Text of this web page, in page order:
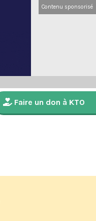
Contenu sponsorisé
Faire un don à KTO